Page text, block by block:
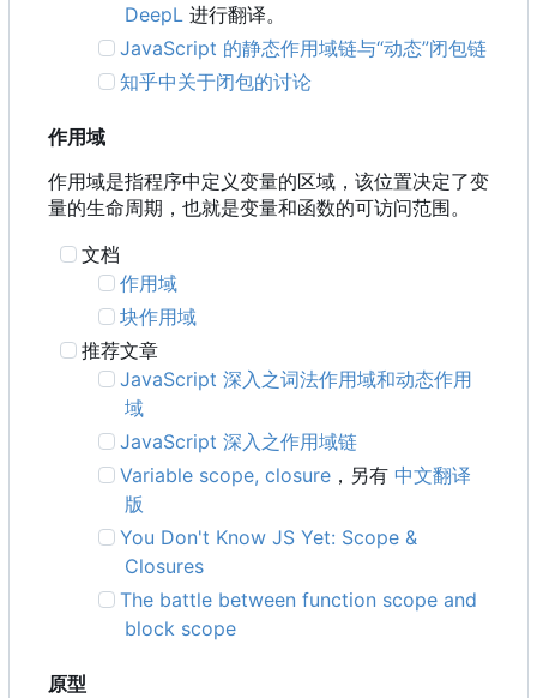
DeepL 进行翻译。
JavaScript 的静态作用域链与“动态”闭包链
知乎中关于闭包的讨论
作用域
作用域是指程序中定义变量的区域，该位置决定了变
量的生命周期，也就是变量和函数的可访问范围。
文档
作用域
块作用域
推荐文章
JavaScript 深入之词法作用域和动态作用
域
JavaScript 深入之作用域链
Variable scope, closure ，另有 中文翻译
版
You Don't Know JS Yet: Scope &
Closures
The battle between function scope and
block scope
原型